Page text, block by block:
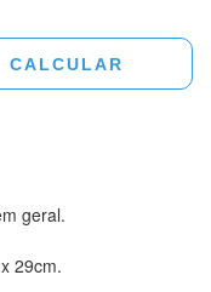
CALCULAR
geral.
29cm.